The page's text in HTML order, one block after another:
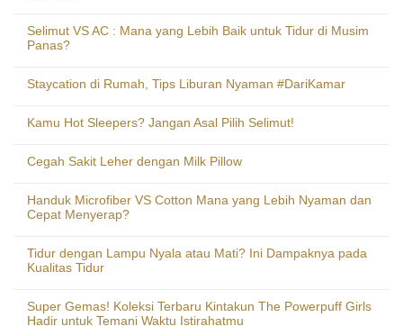
Selimut VS AC : Mana yang Lebih Baik untuk Tidur di Musim
Panas?
Staycation di Rumah, Tips Liburan Nyaman #DariKamar
Kamu Hot Sleepers? Jangan Asal Pilih Selimut!
Cegah Sakit Leher dengan Milk Pillow
Handuk Microfiber VS Cotton Mana yang Lebih Nyaman dan
Cepat Menyerap?
Tidur dengan Lampu Nyala atau Mati? Ini Dampaknya pada
Kualitas Tidur
Super Gemas! Koleksi Terbaru Kintakun The Powerpuff Girls
Hadir untuk Temani Waktu Istirahatmu